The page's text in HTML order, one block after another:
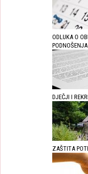
ODLUKA O
DJEČJI I
ZAŠTITA